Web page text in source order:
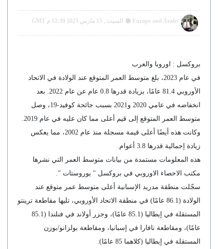
Europe and Arabs السبت , 15 مارس 2025 12:39 م GMT
بروكسل : اوروبا والعرب
في عام 2023، بلغ متوسط ​​العمر المتوقع عند الولادة في الاتحاد
الأوروبي 81.4 عامًا، بزيادة قدرها 0.8 عام عن عام 2022. بعد
انخفاضه في عامي 2020 و2021 بسبب جائحة كوفيد-19، وصل
وكانت هذه أيضًا أعلى قيمة مسجلة منذ عام 2002، مما يعكس
زيادة إجمالية قدرها 3.8 أعوام.
هذه المعلومات مستمدة من بيانات متوسط ​​العمر التي نشرها
مكتب الاحصاء الاوروبي في بروكسل " يوروستات ".
سجّلت منطقة مدريد الإسبانية أعلى متوسط ​​عمر متوقع عند
الولادة (86.1 عامًا) في منطقة الاتحاد الأوروبي، تليها مقاطعة ترينتو
المستقلة في إيطاليا (85.1 عامًا)، وجزر أولاند في فنلندا (85.1
عامًا)، ومقاطعة نافارا في إسبانيا، ومقاطعة بولزانو/بوزن
المستقلة في إيطاليا (كلاهما 85 عامًا).